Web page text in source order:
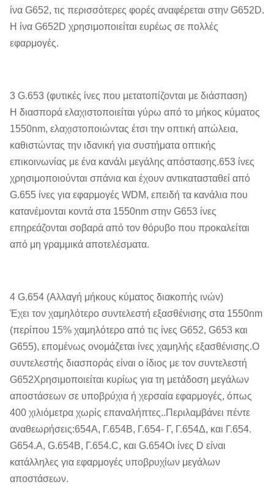
ίνα G652, τις περισσότερες φορές αναφέρεται στην G652D.
Η ίνα G652D χρησιμοποιείται ευρέως σε πολλές
εφαρμογές.
3 G.653 (φυτικές ίνες που μετατοπίζονται με διάσπαση)
Η διασπορά ελαχιστοποιείται γύρω από το μήκος κύματος
1550nm, ελαχιστοποιώντας έτσι την οπτική απώλεια,
καθιστώντας την ιδανική για συστήματα οπτικής
επικοινωνίας με ένα κανάλι μεγάλης απόστασης.653 ίνες
χρησιμοποιούνται σπάνια και έχουν αντικατασταθεί από
G.655 ίνες για εφαρμογές WDM, επειδή τα κανάλια που
κατανέμονται κοντά στα 1550nm στην G653 ίνες
επηρεάζονται σοβαρά από τον θόρυβο που προκαλείται
από μη γραμμικά αποτελέσματα.
4 G.654 (Αλλαγή μήκους κύματος διακοπής ινών)
Έχει τον χαμηλότερο συντελεστή εξασθένισης στα 1550nm
(περίπου 15% χαμηλότερο από τις ίνες G652, G653 και
G655), επομένως ονομάζεται ίνες χαμηλής εξασθένισης.Ο
συντελεστής διασποράς είναι ο ίδιος με τον συντελεστή
G652Χρησιμοποιείται κυρίως για τη μετάδοση μεγάλων
αποστάσεων σε υποβρύχια ή χερσαία εφαρμογές, όπως
400 χιλιόμετρα χωρίς επαναλήπτες..Περιλαμβάνει πέντε
αναθεωρήσεις:654Α, Γ.654Β, Γ.654- Γ, Γ.654Δ, και Γ.654.
G654.Α, G.654Β, Γ.654.C, και G.654Οι ίνες D είναι
κατάλληλες για εφαρμογές υποβρυχίων μεγάλων
αποστάσεων.